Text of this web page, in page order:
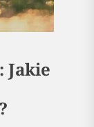
Jakie